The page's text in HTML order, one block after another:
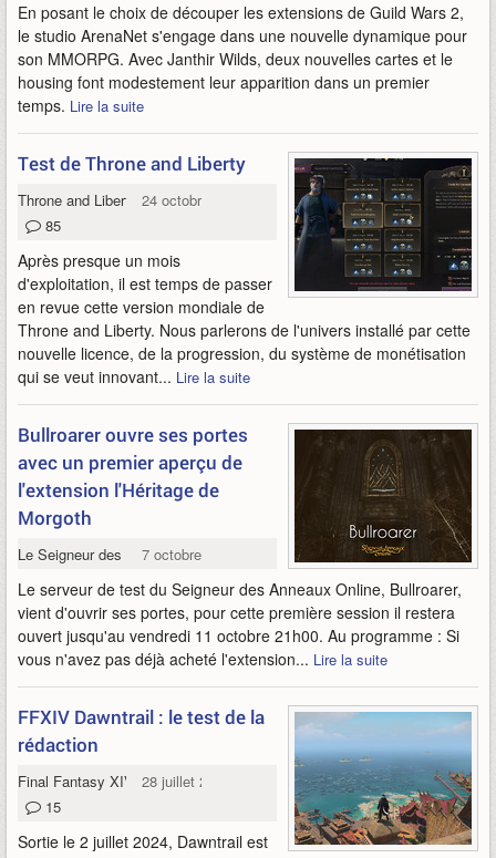
En posant le choix de découper les extensions de Guild Wars 2,
le studio ArenaNet s'engage dans une nouvelle dynamique pour
son MMORPG. Avec Janthir Wilds, deux nouvelles cartes et le
housing font modestement leur apparition dans un premier
temps. Lire la suite
Test de Throne and Liberty
Throne and Liberty
24 octobre 2024
85
Après presque un mois
d'exploitation, il est temps de passer
en revue cette version mondiale de
Throne and Liberty. Nous parlerons de l'univers installé par cette
nouvelle licence, de la progression, du système de monétisation
qui se veut innovant... Lire la suite
Bullroarer ouvre ses portes
avec un premier aperçu de
l'extension l'Héritage de
Morgoth
Le Seigneur des Anneaux Online
7 octobre 2024
Le serveur de test du Seigneur des Anneaux Online, Bullroarer,
vient d'ouvrir ses portes, pour cette première session il restera
ouvert jusqu'au vendredi 11 octobre 21h00. Au programme : Si
vous n'avez pas déjà acheté l'extension... Lire la suite
FFXIV Dawntrail : le test de la
rédaction
Final Fantasy XIV: Dawntrail
28 juillet 2024
15
Sortie le 2 juillet 2024, Dawntrail est